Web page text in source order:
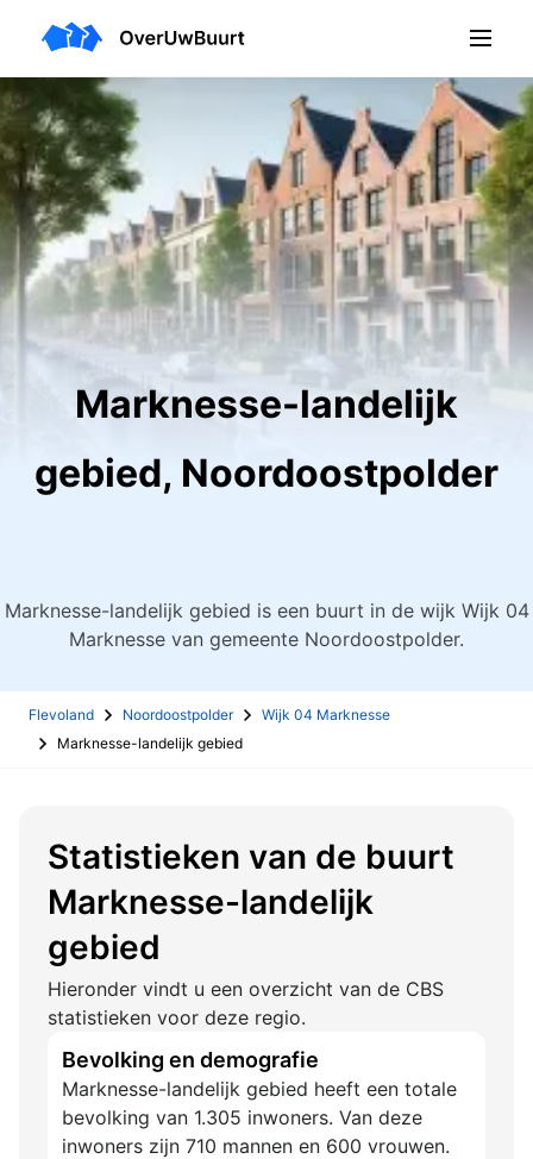
Marknesse-landelijk
gebied, Noordoostpolder
Marknesse-landelijk gebied is een buurt in de wijk Wijk 04
Marknesse van gemeente Noordoostpolder.
Flevoland Noordoostpolder
Wijk 04 Marknesse
Marknesse-landelijk gebied
Statistieken van de buurt
Marknesse-landelijk
gebied
Hieronder vindt u een overzicht van de CBS
statistieken voor deze regio.
Bevolking en demografie
Marknesse-landelijk gebied heeft een totale
bevolking van 1.305 inwoners. Van deze
inwoners zijn 710 mannen en 600 vrouwen.